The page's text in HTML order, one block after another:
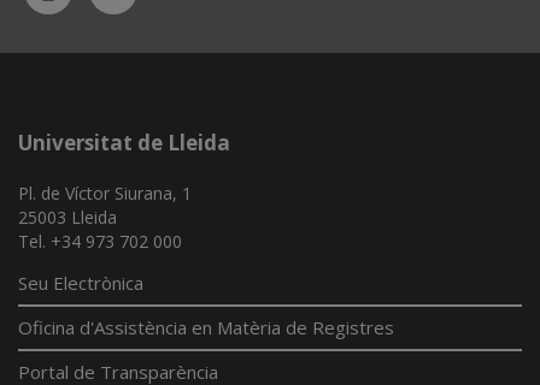
App
Universitat de Lleida
Pl. de Víctor Siurana, 1
25003 Lleida
Tel. +34 973 702 000
Seu Electrònica
Oficina d'Assistència en Matèria de Registres
Portal de Transparència